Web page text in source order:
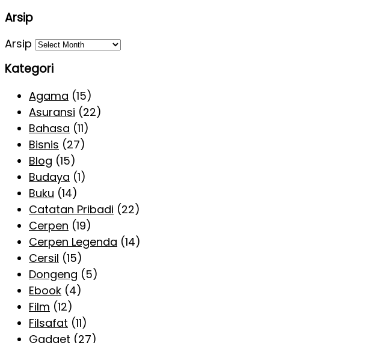
Arsip
Arsip
Kategori
Agama (15)
Asuransi (22)
Bahasa (11)
Bisnis (27)
Blog (15)
Budaya (1)
Buku (14)
Catatan Pribadi (22)
Cerpen (19)
Cerpen Legenda (14)
Cersil (15)
Dongeng (5)
Ebook (4)
Film (12)
Filsafat (11)
Gadget (27)